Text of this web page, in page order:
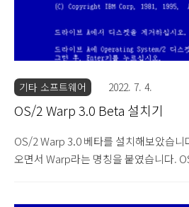
기타 소프트웨어 2022. 7. 4.
OS/2 Warp 3.0 Beta 설치기
OS/2 Warp 3.0 베타를 설치해보았습
오면서 Warp라는 명칭을 붙였습니다.